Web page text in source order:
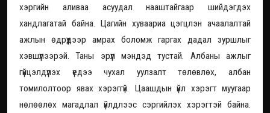
хэргийн аливаа асуудал нааштайгаар шийдэгдэх
хандлагатай байна. Цагийн хуваариа цэгцлэн ачаалалтай
ажлын өдрүүдээр амрах боломж гаргах дадал зуршлыг
хэвшүүлээрэй. Таны эрүүл мэндэд тустай. Албаны ажлыг
гүйцэлдүүлэх үедээ чухал уулзалт төлөвлөх, албан
томилолтоор явах хэрэггүй. Цаашдын үйл хэрэгт муугаар
нөлөөлөх магадлал үйлдлээс сэргийлэх хэрэгтэй байна.